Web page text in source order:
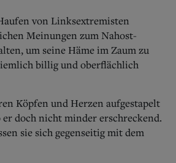
Berlin-Brandenburg
Schlesien
Danzig und Westpreußen
Bücher
von Linksextremisten
Meinungen zum Nahost-
um seine Häme im Zaum zu
billig und oberflächlich
Köpfen und Herzen aufgestapelt
doch nicht minder erschreckend.
sie sich gegenseitig mit dem